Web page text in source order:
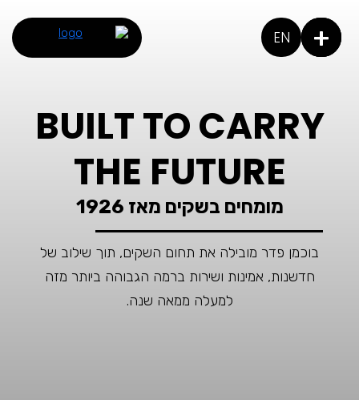
+
EN
BUILT TO CARRY
THE FUTURE
מומחים בשקים מאז 1926
בוכמן פדר מובילה את תחום השקים, תוך שילוב של
חדשנות, אמינות ושירות ברמה הגבוהה ביותר מזה
למעלה ממאה שנה.